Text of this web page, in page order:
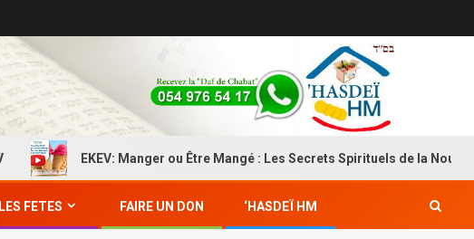
EKEV: Manger ou Être Mangé : Les Secrets Spirituels de la Nourriture
LES FETES FAIRE UN DON ‘HASDEÏ HM